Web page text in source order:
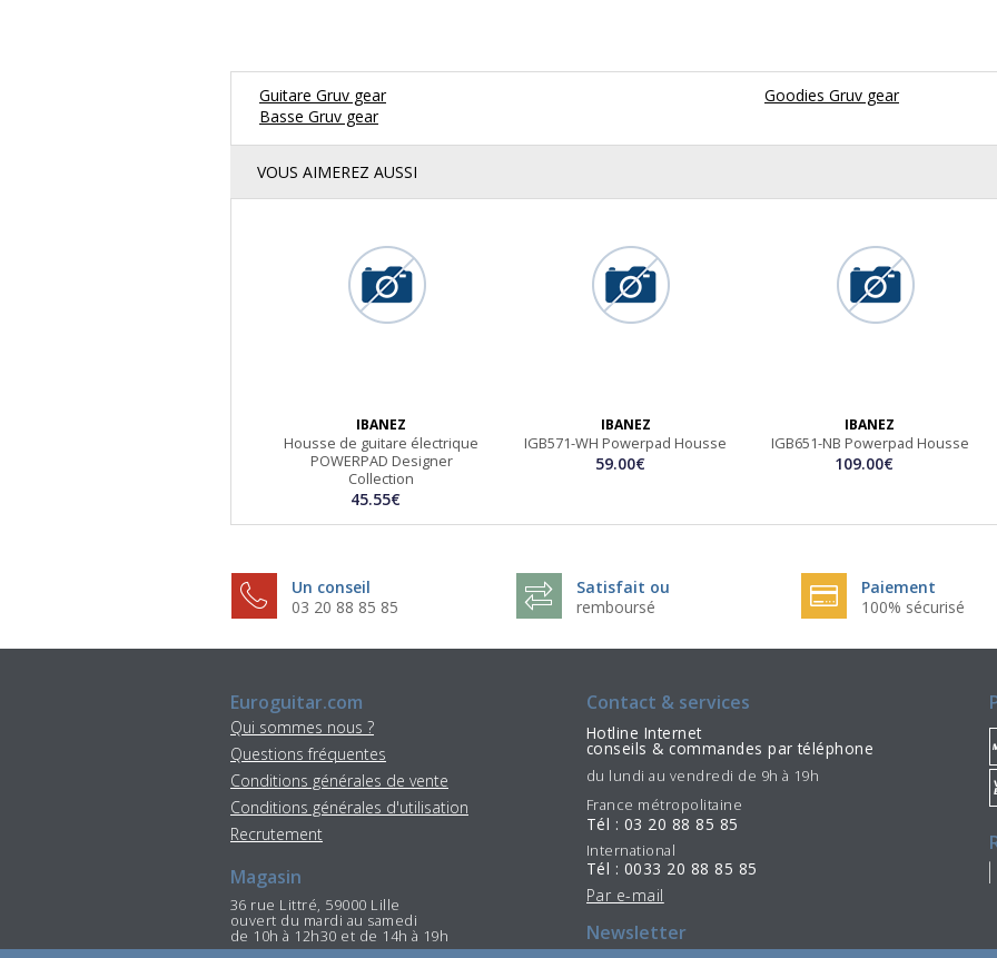
Guitare Gruv gear
Basse Gruv gear
Goodies Gruv gear
VOUS AIMEREZ AUSSI
IBANEZ
Housse de guitare électrique
POWERPAD Designer
Collection
45.55€
IBANEZ
IGB571-WH Powerpad Housse
59.00€
IBANEZ
IGB651-NB Powerpad Housse
109.00€
Un conseil
03 20 88 85 85
Satisfait ou
remboursé
Paiement
100% sécurisé
Euroguitar.com
Qui sommes nous ?
Questions fréquentes
Conditions générales de vente
Conditions générales d'utilisation
Recrutement
Magasin
36 rue Littré, 59000 Lille
ouvert du mardi au samedi
de 10h à 12h30 et de 14h à 19h
Contact & services
Hotline Internet
conseils & commandes par téléphone
du lundi au vendredi de 9h à 19h
France métropolitaine
Tél : 03 20 88 85 85
International
Tél : 0033 20 88 85 85
Par e-mail
Newsletter